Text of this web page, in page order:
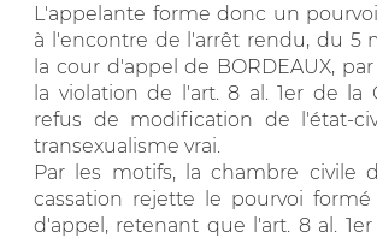
L'appelante forme donc un
à l'encontre de l'arrêt rendu, du 5
la cour d'appel de BORDEAUX,
la violation de l'art. 8 al. 1er de la
refus de modification de l'état-
transexualisme vrai.
Par les motifs, la chambre civile
cassation rejette le pourvoi
d'appel, retenant que l'art. 8 al. 1er